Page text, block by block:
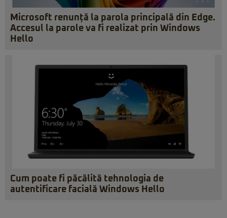
Microsoft renunță la parola principală din Edge.
Accesul la parole va fi realizat prin Windows
Hello
Cum poate fi păcălită tehnologia de
autentificare facială Windows Hello